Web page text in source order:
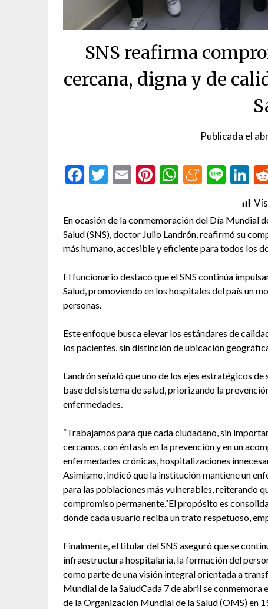
SNS reafirma
cercana, digna y de
Publicada el
Facebook
Twitter
EmailPinterest
WhatsApp
Line
En ocasión de la conmemoración del Día Mundial
Salud (SNS), doctor Julio Landrón, reafirmó su
más humano, accesible y eficiente para todos los
El funcionario destacó que el SNS continúa
Salud, promoviendo en los hospitales del país un
personas.
Este enfoque busca elevar los estándares de
los pacientes, sin distinción de ubicación
Landrón señaló que uno de los ejes estratégicos
base del sistema de salud, priorizando la
enfermedades.
“Trabajamos para que cada ciudadano, sin
cercanos, con énfasis en la prevención y en un
enfermedades crónicas, hospitalizaciones
Asimismo, indicó que la institución mantiene un
para las poblaciones más vulnerables, reiterando
compromiso permanente.“El propósito es
donde cada usuario reciba un trato respetuoso,
Finalmente, el titular del SNS aseguró que se
infraestructura hospitalaria, la formación del
como parte de una visión integral orientada a
Mundial de la SaludCada 7 de abril se conmemora
de la Organización Mundial de la Salud (OMS) en